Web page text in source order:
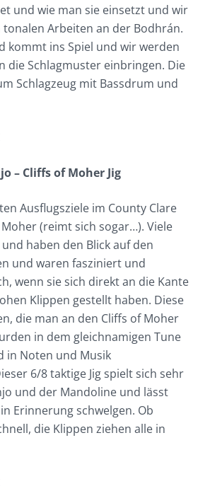
und wie man sie einsetzt und wir
Arbeiten an der Bodhrán.
kommt ins Spiel und wir werden
die Schlagmuster einbringen. Die
Schlagzeug mit Bassdrum und
– Cliffs of Moher Jig
Ausflugsziele im County Clare
(reimt sich sogar…). Viele
haben den Blick auf den
und waren fasziniert und
wenn sie sich direkt an die Kante
Klippen gestellt haben. Diese
die man an den Cliffs of Moher
in dem gleichnamigen Tune
in Noten und Musik
6/8 taktige Jig spielt sich sehr
und der Mandoline und lässt
Erinnerung schwelgen. Ob
die Klippen ziehen alle in